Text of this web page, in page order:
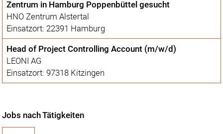
Zentrum in Hamburg Poppenbüttel gesucht
HNO Zentrum Alstertal
Einsatzort: 22391 Hamburg
Head of Project Controlling Account (m/w/d)
LEONI AG
Einsatzort: 97318 Kitzingen
Jobs nach Tätigkeiten